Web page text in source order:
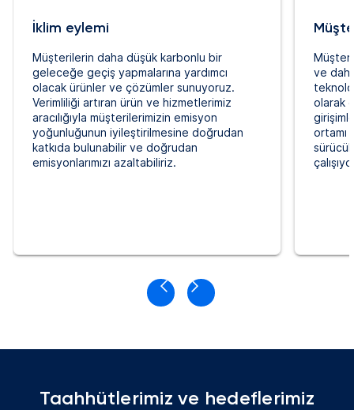
İklim eylemi
Müşterilerin daha düşük karbonlu bir
geleceğe geçiş yapmalarına yardımcı
olacak ürünler ve çözümler sunuyoruz.
Verimliliği artıran ürün ve hizmetlerimiz
aracılığıyla müşterilerimizin emisyon
yoğunluğunun iyileştirilmesine doğrudan
katkıda bulunabilir ve doğrudan
emisyonlarımızı azaltabiliriz.
ve
olarak
ortamı
Taahhütlerimiz ve hedeflerimiz